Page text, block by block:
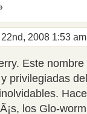
2008 1:53
Este nombre
privilegiadas
los Glo-